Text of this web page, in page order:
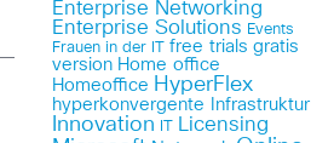
Enterprise Networking
Enterprise Solutions Events
Frauen in der IT free trials gratis
version Home office
Homeoffice HyperFlex
hyperkonvergente Infrastruktur
Innovation IT Licensing